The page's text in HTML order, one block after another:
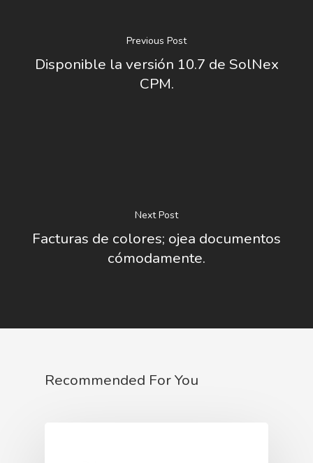
Previous Post
Disponible la versión 10.7 de SolNex
CPM.
Next Post
Facturas de colores; ojea documentos
cómodamente.
Recommended For You